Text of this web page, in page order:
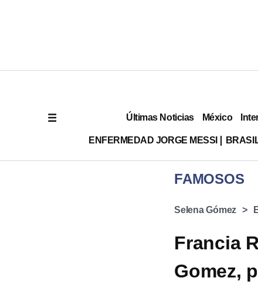
Últimas Noticias México
ENFERMEDAD JORGE MESSI
FAMOSOS
Selena Gómez
Francia
Gomez,